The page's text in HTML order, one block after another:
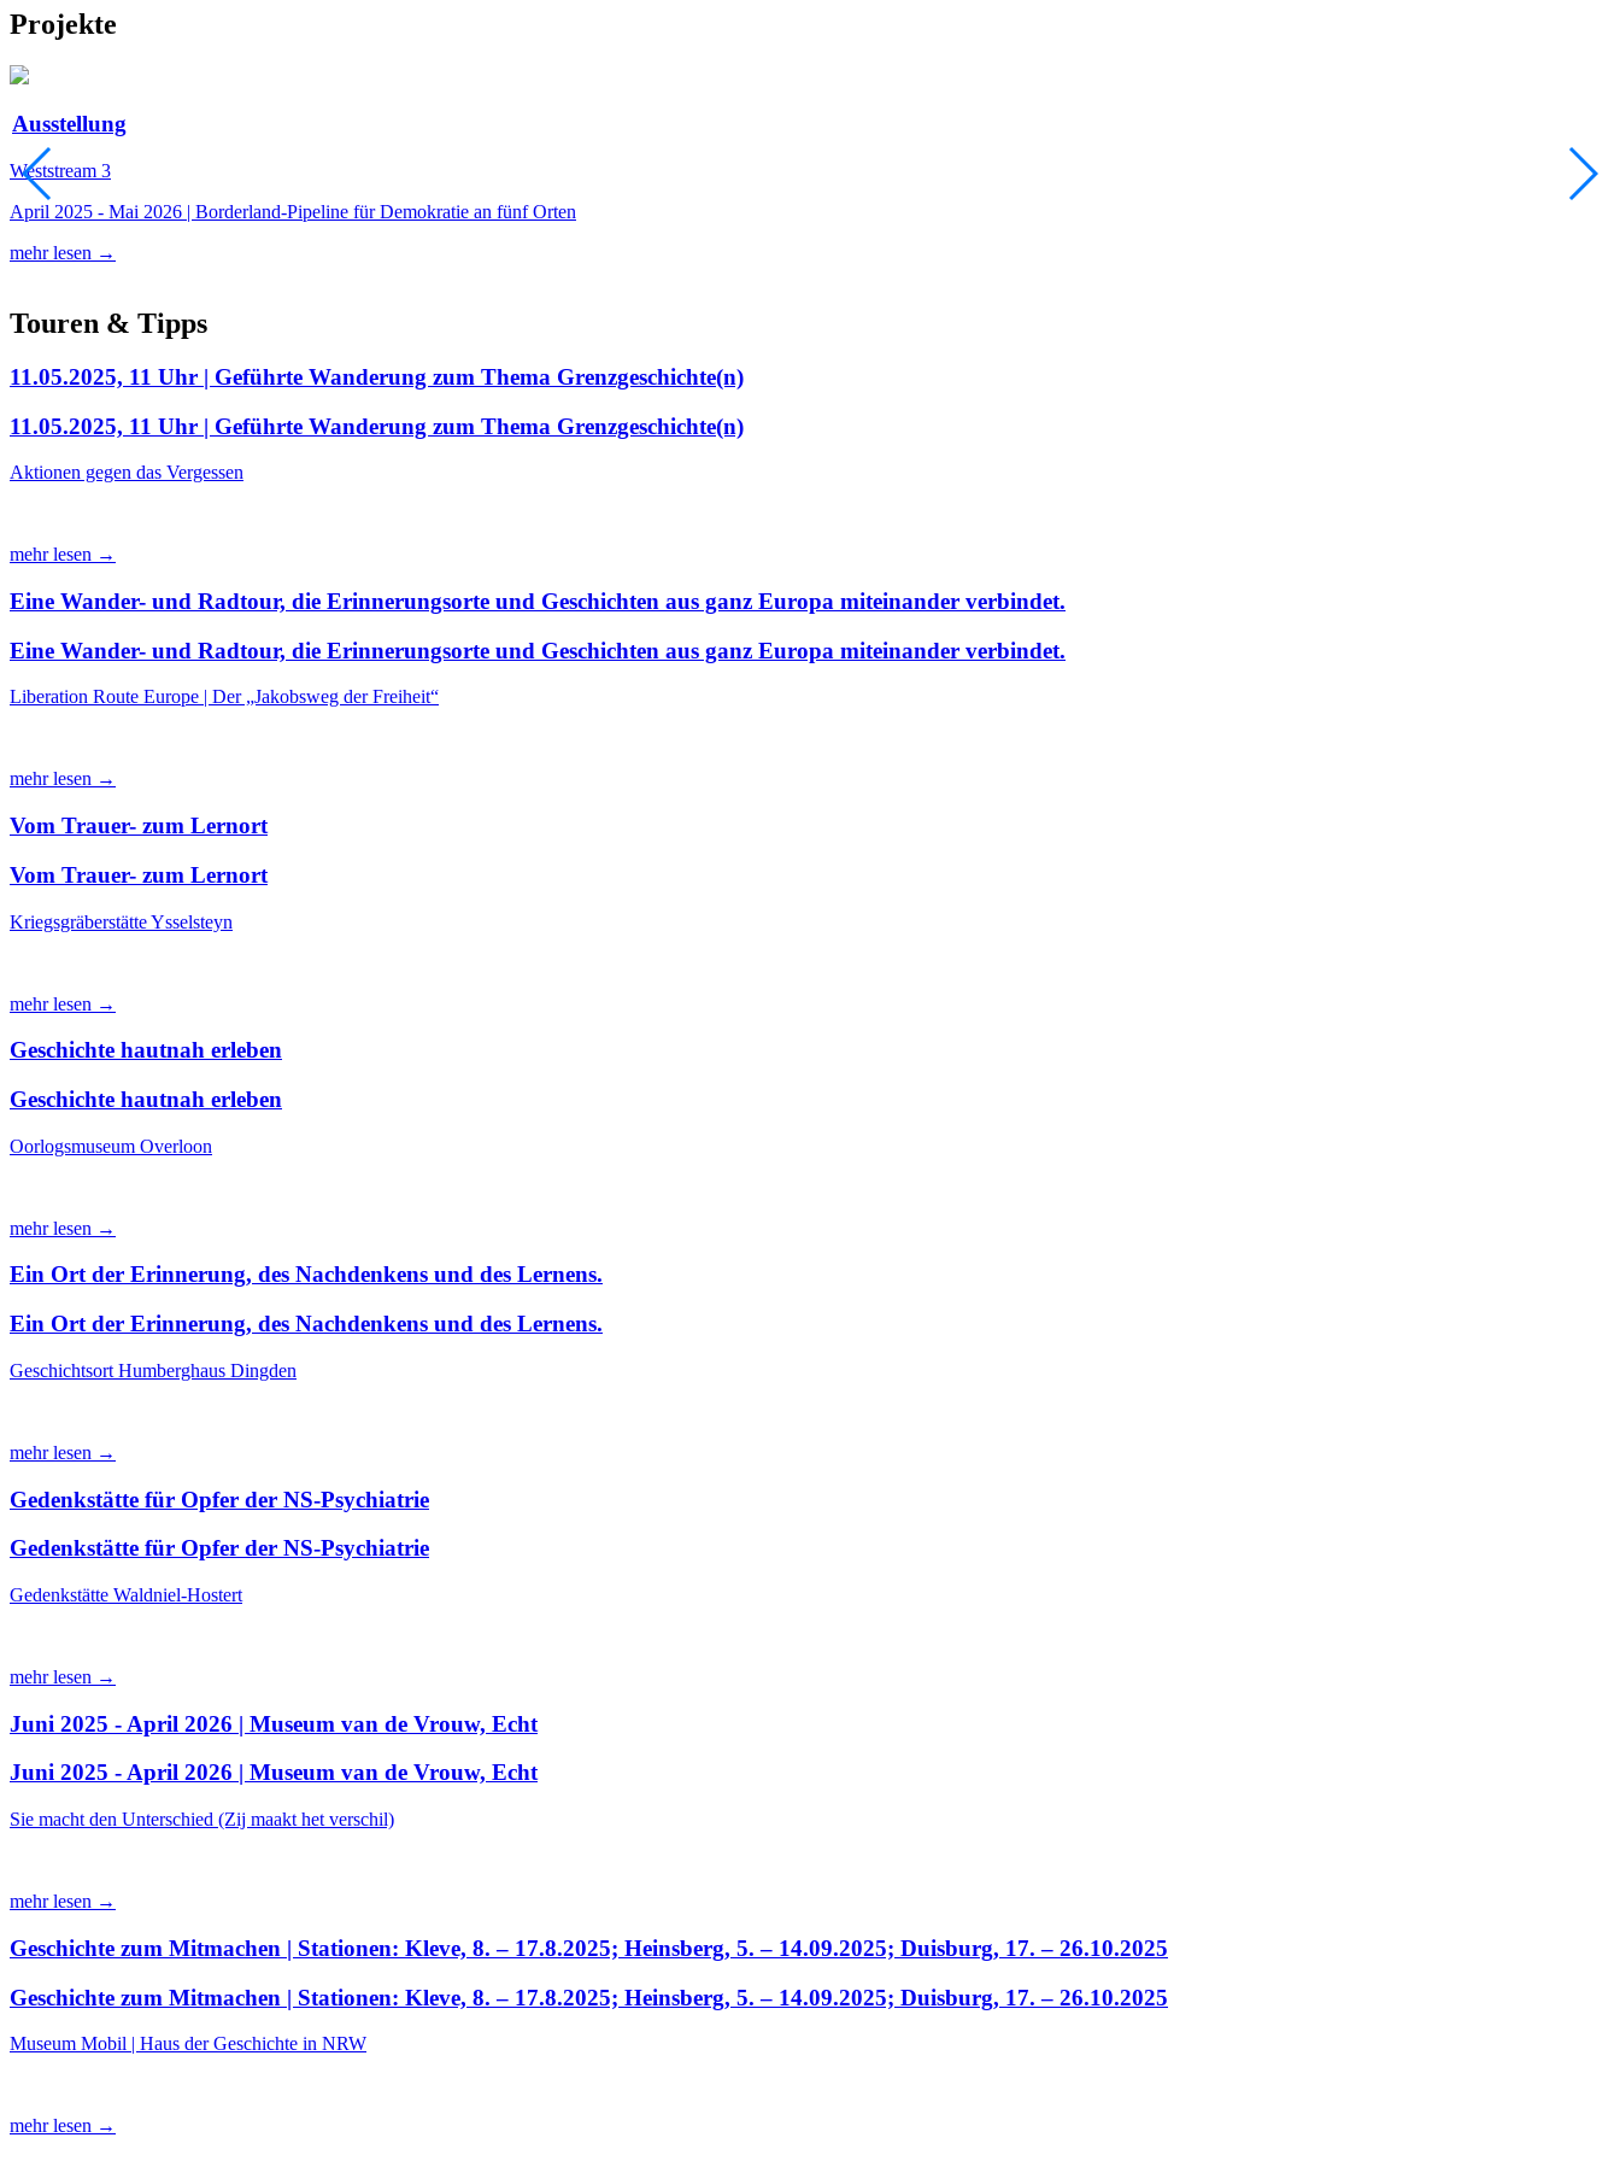
Projekte
Ausstellung
Weststream 3
April 2025 - Mai 2026 | Borderland-Pipeline für Demokratie an fünf Orten
mehr lesen →
Touren & Tipps
11.05.2025, 11 Uhr | Geführte Wanderung zum Thema Grenzgeschichte(n)
11.05.2025, 11 Uhr | Geführte Wanderung zum Thema Grenzgeschichte(n)
Aktionen gegen das Vergessen
mehr lesen →
Eine Wander- und Radtour, die Erinnerungsorte und Geschichten aus ganz Europa miteinander verbindet.
Eine Wander- und Radtour, die Erinnerungsorte und Geschichten aus ganz Europa miteinander verbindet.
Liberation Route Europe | Der „Jakobsweg der Freiheit“
mehr lesen →
Vom Trauer- zum Lernort
Vom Trauer- zum Lernort
Kriegsgräberstätte Ysselsteyn
mehr lesen →
Geschichte hautnah erleben
Geschichte hautnah erleben
Oorlogsmuseum Overloon
mehr lesen →
Ein Ort der Erinnerung, des Nachdenkens und des Lernens.
Ein Ort der Erinnerung, des Nachdenkens und des Lernens.
Geschichtsort Humberghaus Dingden
mehr lesen →
Gedenkstätte für Opfer der NS-Psychiatrie
Gedenkstätte für Opfer der NS-Psychiatrie
Gedenkstätte Waldniel-Hostert
mehr lesen →
Juni 2025 - April 2026 | Museum van de Vrouw, Echt
Juni 2025 - April 2026 | Museum van de Vrouw, Echt
Sie macht den Unterschied (Zij maakt het verschil)
mehr lesen →
Geschichte zum Mitmachen | Stationen: Kleve, 8. – 17.8.2025; Heinsberg, 5. – 14.09.2025; Duisburg, 17. – 26.10.2025
Geschichte zum Mitmachen | Stationen: Kleve, 8. – 17.8.2025; Heinsberg, 5. – 14.09.2025; Duisburg, 17. – 26.10.2025
Museum Mobil | Haus der Geschichte in NRW
mehr lesen →